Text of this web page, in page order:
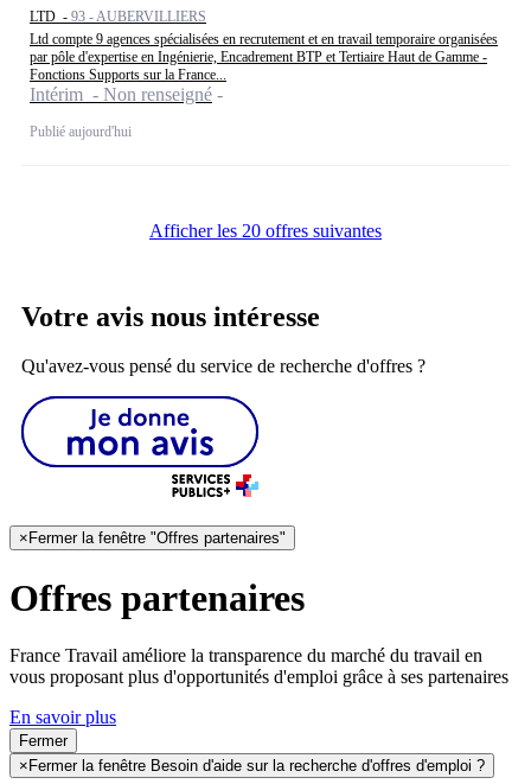
LTD - 93 - AUBERVILLIERS
Ltd compte 9 agences spécialisées en recrutement et en travail temporaire organisées
par pôle d'expertise en Ingénierie, Encadrement BTP et Tertiaire Haut de Gamme -
Fonctions Supports sur la France...
Intérim - Non renseigné
Publié aujourd'hui
Afficher les 20 offres suivantes
Votre avis nous intéresse
Qu'avez-vous pensé du service de recherche d'offres ?
× Fermer la fenêtre "Offres partenaires"
Offres partenaires
France Travail améliore la transparence du marché du travail en
vous proposant plus d'opportunités d'emploi grâce à ses partenaires
En savoir plus
Fermer
× Fermer la fenêtre Besoin d'aide sur la recherche d'offres d'emploi ?